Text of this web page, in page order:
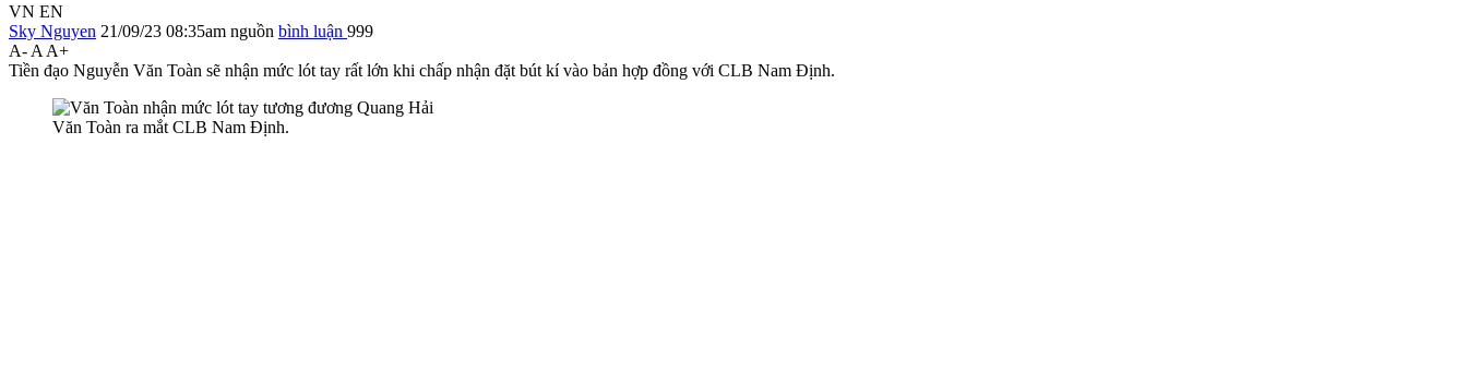
VN EN
Sky Nguyen 21/09/23 08:35am nguồn bình luận 999
A- A A+
Tiền đạo Nguyễn Văn Toàn sẽ nhận mức lót tay rất lớn khi chấp nhận đặt bút kí vào bản hợp đồng với CLB Nam Định.
Văn Toàn ra mắt CLB Nam Định.